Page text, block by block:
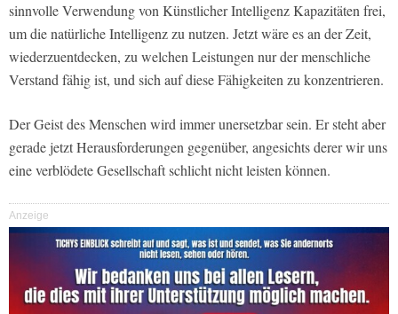
sinnvolle Verwendung von Künstlicher Intelligenz Kapazitäten frei,
um die natürliche Intelligenz zu nutzen. Jetzt wäre es an der Zeit,
wiederzuentdecken, zu welchen Leistungen nur der menschliche
Verstand fähig ist, und sich auf diese Fähigkeiten zu konzentrieren.
Der Geist des Menschen wird immer unersetzbar sein. Er steht aber
gerade jetzt Herausforderungen gegenüber, angesichts derer wir uns
eine verblödete Gesellschaft schlicht nicht leisten können.
Anzeige